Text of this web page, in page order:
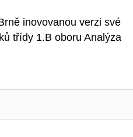
inovovanou verzi své
třídy 1.B oboru Analýza